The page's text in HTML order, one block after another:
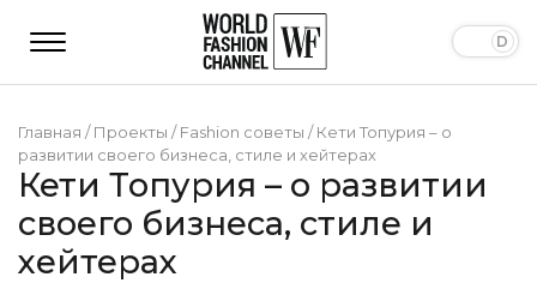
Главная /Проекты /Fashion советы /Кети Топурия – о
развитии своего бизнеса, стиле и хейтерах
Кети Топурия – о развитии
своего бизнеса, стиле и
хейтерах